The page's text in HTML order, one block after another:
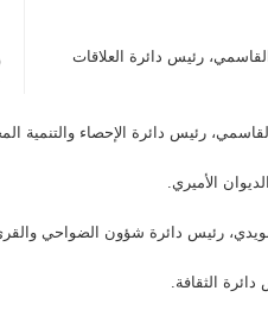
رئيس دائرة العلاقات